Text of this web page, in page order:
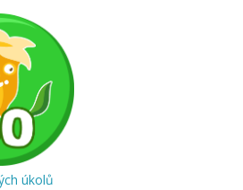
úkolů